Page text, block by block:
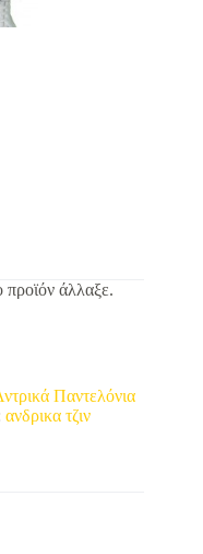
άλλαξε.
Παντελόνια
ανδρικα τζιν